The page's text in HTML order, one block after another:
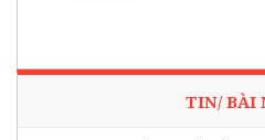
TIN/ BÀI